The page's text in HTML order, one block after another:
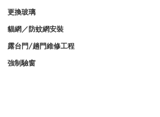
更換玻璃
貓網／防蚊網安裝
露台門/趟門維修工程
強制驗窗